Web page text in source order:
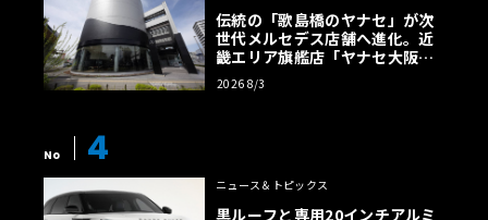
伝統の「歌島橋のヤナセ」が次
世代メルセデス店舗へ進化。近
畿エリア旗艦店「ヤナセ大阪支
店」がリニューアル
2026 8/3
No 4
ニュース＆トピックス
黒ルーフと専用20インチアルミ